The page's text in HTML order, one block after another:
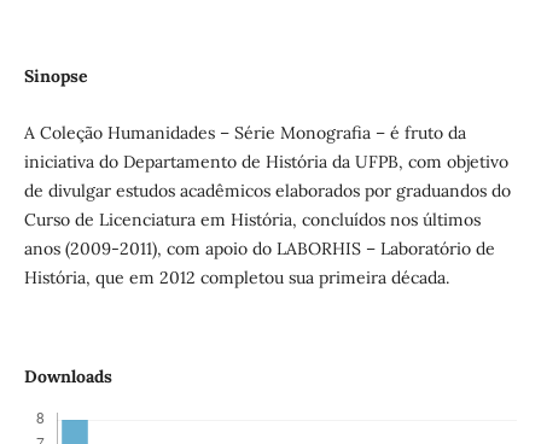
Sinopse
A Coleção Humanidades – Série Monografia – é fruto da
iniciativa do Departamento de História da UFPB, com objetivo
de divulgar estudos acadêmicos elaborados por graduandos do
Curso de Licenciatura em História, concluídos nos últimos
anos (2009-2011), com apoio do LABORHIS – Laboratório de
História, que em 2012 completou sua primeira década.
Downloads